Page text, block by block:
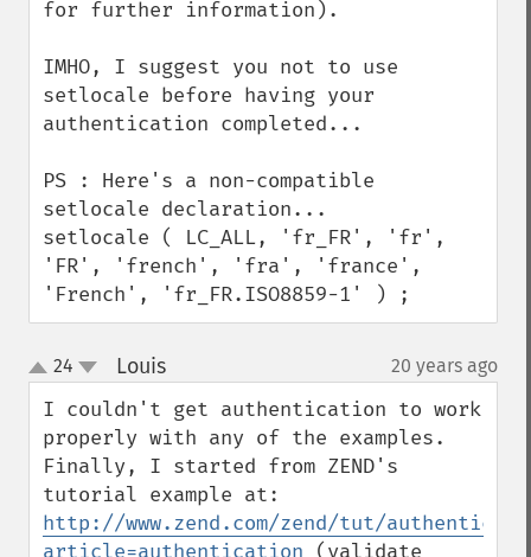
for further information).
IMHO, I suggest you not to use
setlocale before having your
authentication completed...
PS : Here's a non-compatible
setlocale declaration...
setlocale ( LC_ALL, 'fr_FR', 'fr',
'FR', 'french', 'fra', 'france',
'French', 'fr_FR.ISO8859-1' ) ;
up
down
24 Louis¶ 20 years ago
I couldn't get authentication to work
properly with any of the examples.
Finally, I started from ZEND's
http://www.zend.com/zend/tut/
article=authentication (validate